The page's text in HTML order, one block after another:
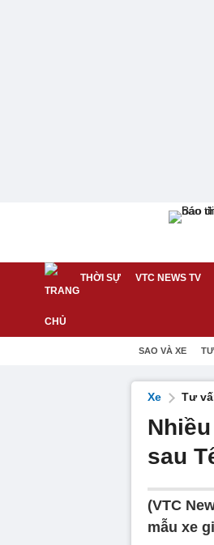
THỜI SỰ VTC NEWS TV
SAO VÀ XE
Xe Tư
sau
(VTC
mẫu xe